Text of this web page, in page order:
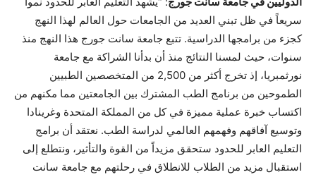
سريعاً في ظل تبني العديد من الجامعات حول العالم لهذا النهج
كجزء من برامجها الدراسية. تتبع جامعة سانت جورج هذا النهج منذ
سنوات، حيث لمسنا النتائج منذ أن بدأنا الشراكة مع جامعة
نورثمبريا، إذ تخرج أكثر من 2,500 من المتخصصين الطبيين
الطموحين من برنامج الطب المشترك بين الجامعتين مما مكنهم من
اكتساب خبرة عملية مميزة في كل من المملكة المتحدة وغرينادا
وتوسيع آفاقهم وفهمهم العالمي لدراسة الطب. نعتقد أن برامج
التعليم العابر للحدود ستحقق مزيداً من القوة والتأثير، ونتطلع إلى
استقبال مزيد من الطلاب للانطلاق في رحلتهم مع جامعة سانت